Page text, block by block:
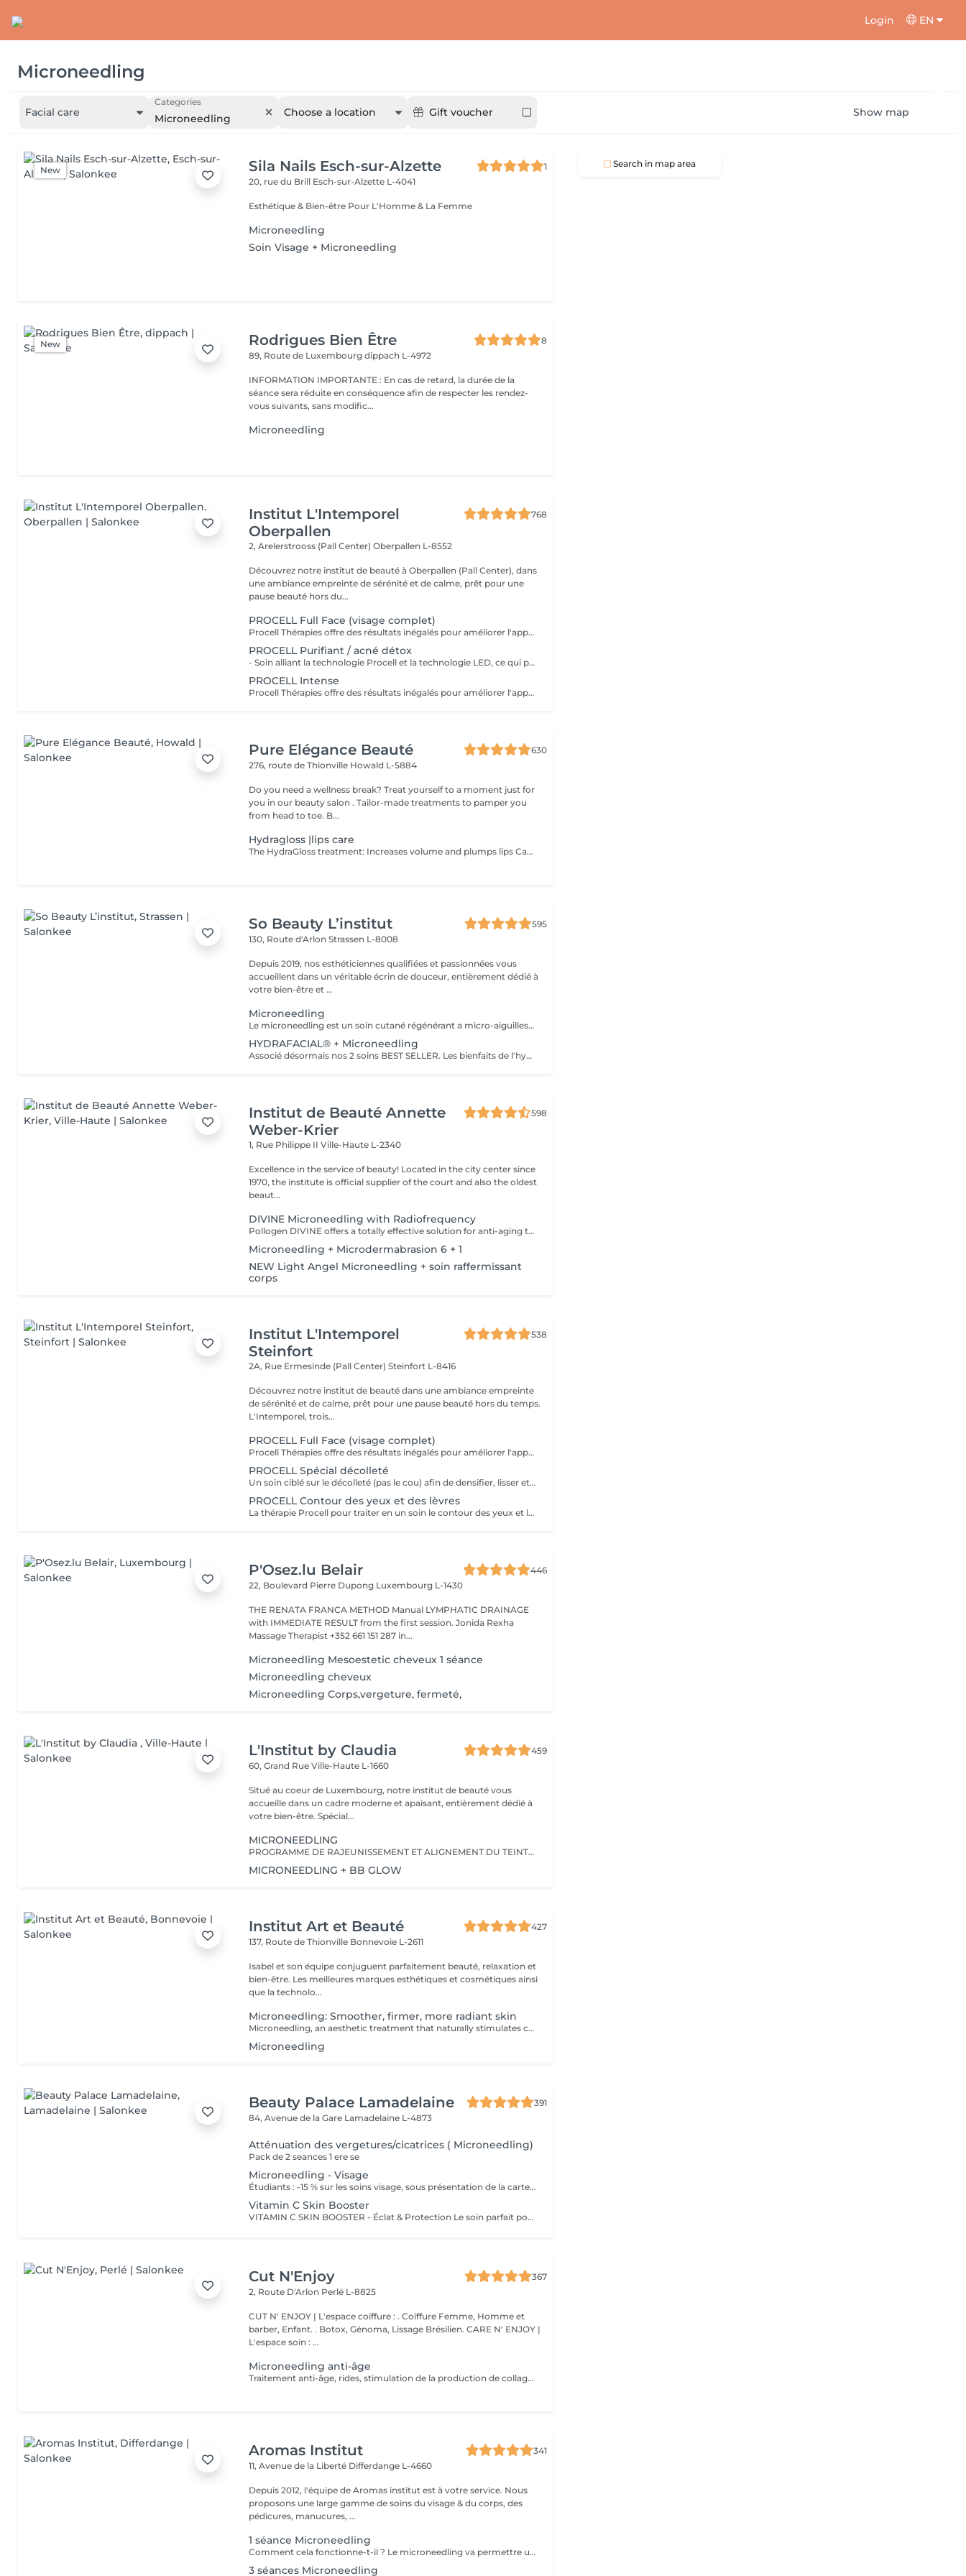
Login EN
Microneedling
Facial care
Categories
Microneedling Choose a location Gift voucher Show map
New Sila Nails Esch-sur-Alzette
1
20, rue du Brill Esch-sur-Alzette L-4041
Esthétique & Bien-être Pour L'Homme & La Femme
Microneedling
Soin Visage + Microneedling
New Rodrigues Bien Être
8
89, Route de Luxembourgdippach L-4972
INFORMATION IMPORTANTE : En cas de retard, la durée de la
séance sera réduite en conséquence afin de respecter les rendez-
vous suivants, sans modific...
Microneedling
Institut L'Intemporel
Oberpallen
768
2, Arelerstrooss (Pall Center)Oberpallen L-8552
Découvrez notre institut de beauté à Oberpallen (Pall Center), dans
une ambiance empreinte de sérénité et de calme, prêt pour une
pause beauté hors du...
PROCELL Full Face (visage complet)
Procell Thérapies offre des résultats inégalés pour améliorer l'apparence des rides et ridules, des cicatrices d'acné et des dommages causés par le soleil. Avec une irritation minimale, les traitements Procell sont sûrs, non invasifs, efficaces et fournissent des résultats qui parlent d'eux-mêmes. Ce n'est pas un hasard si Procell Thérapies est devenu le leader du microneedling..
PROCELL Purifiant / acné détox
- Soin alliant la technologie Procell et la technologie LED, ce qui permet un effet bactéricide, rénovateur, affine les cicatrices liées à l'acné et ressert les pores - Ce soin est conseillé en cure pour être entièrement efficace - Attention: déconseillé sur l'acné active - Pas de vapeur. Pour plus de renseignements, contactez nous.
PROCELL Intense
Procell Thérapies offre des résultats inégalés pour améliorer l'apparence des rides et ridules, des cicatrices d'acné et des dommages causés par le soleil. Avec une irritation minimale, les traitements Procell sont sûrs, non invasifs, efficaces et fournissent des résultats qui parlent d'eux-mêmes. Ce n'est pas un hasard si Procell Thérapies est devenu le leader du microneedling .. Profitez de la technologie Procell tout en réalisant un soin complet nettoyant.
Pure Elégance Beauté
630
276, route de Thionville Howald L-5884
Do you need a wellness break? Treat yourself to a moment just for
you in our beauty salon . Tailor-made treatments to pamper you
from head to toe. B...
Hydragloss |lips care
The HydraGloss treatment: Increases volume and plumps lips Cares for and moisturizes the lips Diminishes fine lines and wrinkles Contraindication: - with active herpes - open wounds - warts - bruises
So Beauty L’institut
595
130, Route d'ArlonStrassen L-8008
Depuis 2019, nos esthéticiennes qualifiées et passionnées vous
accueillent dans un véritable écrin de douceur, entièrement dédié à
votre bien-être et ...
Microneedling
Le microneedling est un soin cutané régénérant a micro-aiguilles permettant de réduire les signes de l'âge et de raviver l'éclat de votre peau, il aide aussi a effacer les traces d'acné, les cicatrices. Un véritable soin qui resserre les pores dilatés , lisse la peau, estimes les rides et ridules grâce au sérum à l'acide hyaluronique. + LED visage et mains
HYDRAFACIAL® + Microneedling
Associé désormais nos 2 soins BEST SELLER. Les bienfaits de l'hydrafacial et du Microneedling pour un effet optimale sur votre peau. Une peau saine, propre, un effet GLOW instantanément, action anti-rides.
Institut de Beauté Annette
Weber-Krier
598
1, Rue Philippe IIVille-Haute L-2340
Excellence in the service of beauty! Located in the city center since
1970, the institute is official supplier of the court and also the oldest
beaut...
DIVINE Microneedling with Radiofrequency
Pollogen DIVINE offers a totally effective solution for anti-aging treatments, but also for more difficult-to-treat areas such as the neck, lip contours and eyes. It is a unique combination of 3 medico-aesthetic technologies (VoluDerm microneedling RF + TriFractional + Ultrasound) which allows the renewal of the dermis and the epidermis. The result is significant and clearly visible, the skin looks young. The DIVINE Pollogen offers more volume, reduction of scars, firming of the skin and this without pain, without bruising, without bleeding and without revalidation time.
Microneedling + Microdermabrasion 6 + 1
NEW Light Angel Microneedling + soin raffermissant
corps
Institut L'Intemporel
Steinfort
538
2A, Rue Ermesinde (Pall Center)Steinfort L-8416
Découvrez notre institut de beauté dans une ambiance empreinte
de sérénité et de calme, prêt pour une pause beauté hors du temps.
L'Intemporel, trois...
PROCELL Full Face (visage complet)
Procell Thérapies offre des résultats inégalés pour améliorer l'apparence des rides et ridules, des cicatrices d'acné et des dommages causés par le soleil. Avec une irritation minimale, les traitements Procell sont sûrs, non invasifs, efficaces et fournissent des résultats qui parlent d'eux-mêmes. Ce n'est pas un hasard si Procell Thérapies est devenu le leader du microneedling..
PROCELL Spécial décolleté
Un soin ciblé sur le décolleté (pas le cou) afin de densifier, lisser et repulper cette zone fragile Nettoyage + gommage de la zone, passage Procell et masque (pas de massage dans ce soin) Conseillé en cure de 4 soins sur 4 mois avec une séance d'entretien 2x par an en fin de cure
PROCELL Contour des yeux et des lèvres
La thérapie Procell pour traiter en un soin le contour des yeux et le contour des lèvres.
P'Osez.lu Belair
446
22, Boulevard Pierre Dupong Luxembourg L-1430
THE RENATA FRANCA METHOD Manual LYMPHATIC DRAINAGE
with IMMEDIATE RESULT from the first session. Jonida Rexha
Massage Therapist +352 661 151 287 in...
Microneedling Mesoestetic cheveux 1 séance
Microneedling cheveux
Microneedling Corps,vergeture, fermeté,
L'Institut by Claudia
459
60, Grand RueVille-Haute L-1660
Situé au coeur de Luxembourg, notre institut de beauté vous
accueille dans un cadre moderne et apaisant, entièrement dédié à
votre bien-être. Spécial...
MICRONEEDLING
PROGRAMME DE RAJEUNISSEMENT ET ALIGNEMENT DU TEINT DE LA PEAU
MICRONEEDLING + BB GLOW
Institut Art et Beauté
427
137, Route de Thionville Bonnevoie L-2611
Isabel et son équipe conjuguent parfaitement beauté, relaxation et
bien-être. Les meilleures marques esthétiques et cosmétiques ainsi
que la technolo...
Microneedling: Smoother, firmer, more radiant skin
Microneedling, an aesthetic treatment that naturally stimulates collagen and elastin production. Ideal for improving skin texture, minimizing enlarged pores, reducing fine lines, acne scars, or pigmentation spots. Gentle and effective technique, suitable for all skin types. Professional serums used for optimal results. Personalized consultation before each session.
Microneedling
Beauty Palace Lamadelaine
391
84, Avenue de la Gare Lamadelaine L-4873
Atténuation des vergetures/cicatrices ( Microneedling)
Pack de 2 seances 1 ere se
Microneedling - Visage
Étudiants : -15 % sur les soins visage, sous présentation de la carte d'étudiants VALABLE. Il permet de stimuler la regeneration cellulaire, relancer la production de collagene et d'elastine. Augmentation d'absorbsion du serum specifique choisit pour le traitement , hydratation profonde, lifting etc
Vitamin C Skin Booster
VITAMIN C SKIN BOOSTER - Éclat & Protection Le soin parfait pour une peau lumineuse, uniforme et revitalisée ! La Vitamine C stabilisée est l'un des actifs les plus puissants pour protéger la peau du stress oxydatif et du vieillissement prématuré. Ce soin unique stimule la production naturelle de collagène, offrant un effet repulpant et un teint éclatant de jeunesse. Comment ça fonctionne ? Après un nettoyage en profondeur, nous appliquons un sérum concentré de Vitamine C pure qui pénètre efficacement grâce à sa formulation avancée. Ce puissant antioxydant neutralise les radicaux libres, illumine la peau et prévient l'apparition des rides et taches pigmentaires. Idéal pour : Les peaux ternes, fatiguées ou stressées Un teint irrégulier ou des signes de fatigue Prévenir le vieillissement cutané et les premiers signes de l'âge Résultats : Une peau plus lumineuse et un teint homogène dès la première séance Une sensation de fraîcheur et de vitalité instantanée Une peau protégée et renforcée contre les agressions extérieures Recommandation : À faire en cure de 4 séances pour un effet prolongé ou en soin coup d'éclat avant un événement spécial.
Cut N'Enjoy
367
2, Route D'Arlon Perlé L-8825
CUT N' ENJOY | L'espace coiffure : . Coiffure Femme, Homme et
barber, Enfant. . Botox, Génoma, Lissage Brésilien. CARE N' ENJOY |
L'espace soin : ...
Microneedling anti-âge
Traitement anti-âge, rides, stimulation de la production de collagène, améliorez visiblement la texture de votre peau Le microneedling fait partie des traitements anti-âge permettant d'améliorer visiblement la texture de votre peau Il s'agit d'un traitement de mésothérapie à l'aide d'aiguilles stériles et à usage unique clipsé sur le stylo MPen de mesoestetic, permettant de réaliser des microperforations superficielles non invasives ayant une double action : -infusion des solutions contenant des principes actifs à faible poids moléculaire pénétrant jusqu'à la couche basale, afin de stimuler nos cellules -activation du processus de cicatrisation naturel de la peau et la production de collagène Contre-indication : acné active Séances recommandées: 3 à 5 séances à intervalles de 15 jours Un entretien mensuel est ensuite recommandé Important : il est indispensable de préparer votre peau 15 jours au préalable avec une routine mesoestetic adaptée
Aromas Institut
341
11, Avenue de la Liberté Differdange L-4660
Depuis 2012, l'équipe de Aromas institut est à votre service. Nous
proposons une large gamme de soins du visage & du corps, des
pédicures, manucures, ...
1 séance Microneedling
Comment cela fonctionne-t-il ? Le microneedling va permettre une pénétration de principes actifs boosteur dans la peau grâce à des micros aiguilles. Quels résultats ? Une peau lisse, une réduction des pores dilatés, atténuation des rides et ridules. Nous vous prions de bien vouloir respecter votre rendez-vous. En prenant rendez-vous, vous occupez une place, dont une autre personne aurait éventuellement besoin. Tout rendez-vous non annulé 24h en avance, est susceptible d'être facturé. (Si vous ne pouvez pas vous présenter à votre RDV, proposez-le éventuellement à un proche ou à un ami) Toute l'équipe de Aromas Institut vous remercie pour votre respect et votre compréhension.
3 séances Microneedling
Search in map area